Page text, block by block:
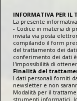
INFORMATIVA PER IL
La presente
- Codice in materia di
inviata via posta
compilando il form
del trattamento dei
conferimento dei dati
l'impossibilità di
Finalità del
I dati personali forniti
newsletter e non
Modalità per il
strumenti informatici.